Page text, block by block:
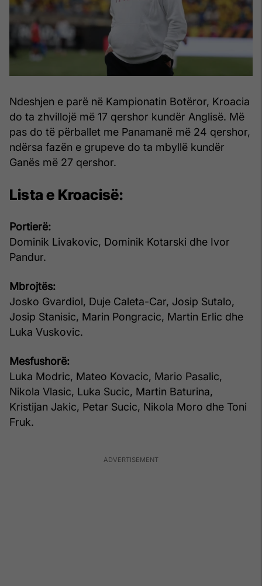
Ndeshjen e parë në Kampionatin Botëror, Kroacia
do ta zhvillojë më 17 qershor kundër Anglisë. Më
pas do të përballet me Panamanë më 24 qershor,
ndërsa fazën e grupeve do ta mbyllë kundër
Ganës më 27 qershor.
Lista e Kroacisë:
Portierë:
Dominik Livakovic, Dominik Kotarski dhe Ivor
Pandur.
Mbrojtës:
Josko Gvardiol, Duje Caleta-Car, Josip Sutalo,
Josip Stanisic, Marin Pongracic, Martin Erlic dhe
Luka Vuskovic.
Mesfushorë:
Luka Modric, Mateo Kovacic, Mario Pasalic,
Nikola Vlasic, Luka Sucic, Martin Baturina,
Kristijan Jakic, Petar Sucic, Nikola Moro dhe Toni
Fruk.